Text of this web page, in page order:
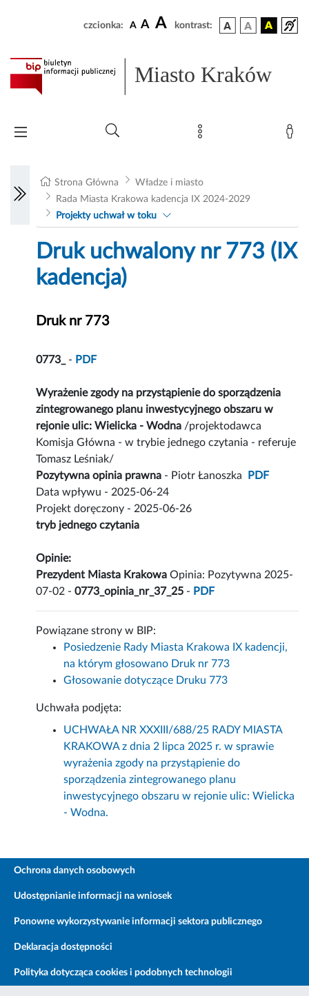
czcionka: A A A kontrast:
Miasto Kraków
Strona Główna
Władze i miasto
Rada Miasta Krakowa kadencja IX 2024-2029
Projekty uchwał w toku
Druk uchwalony nr 773 (IX
kadencja)
Druk nr 773
0773_ - PDF
Wyrażenie zgody na przystąpienie do sporządzenia
zintegrowanego planu inwestycyjnego obszaru w
rejonie ulic: Wielicka - Wodna /projektodawca
Komisja Główna - w trybie jednego czytania - referuje
Tomasz Leśniak/
Pozytywna opinia prawna - Piotr Łanoszka
PDF
Data wpływu - 2025-06-24
Projekt doręczony - 2025-06-26
tryb jednego czytania
Opinie:
Prezydent Miasta Krakowa Opinia: Pozytywna 2025-
07-02 -0773_opinia_nr_37_25 - PDF
Powiązane strony w BIP:
Posiedzenie Rady Miasta Krakowa IX kadencji,
na którym głosowano Druk nr 773
Głosowanie dotyczące Druku 773
Uchwała podjęta:
UCHWAŁA NR XXXIII/688/25 RADY MIASTA
KRAKOWA z dnia 2 lipca 2025 r. w sprawie
wyrażenia zgody na przystąpienie do
sporządzenia zintegrowanego planu
inwestycyjnego obszaru w rejonie ulic: Wielicka
- Wodna.
Ochrona danych osobowych
Udostępnianie informacji na wniosek
Ponowne wykorzystywanie informacji sektora publicznego
Deklaracja dostępności
Polityka dotycząca cookies i podobnych technologii